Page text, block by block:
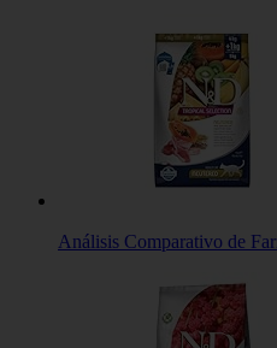
Análisis Comparativo de